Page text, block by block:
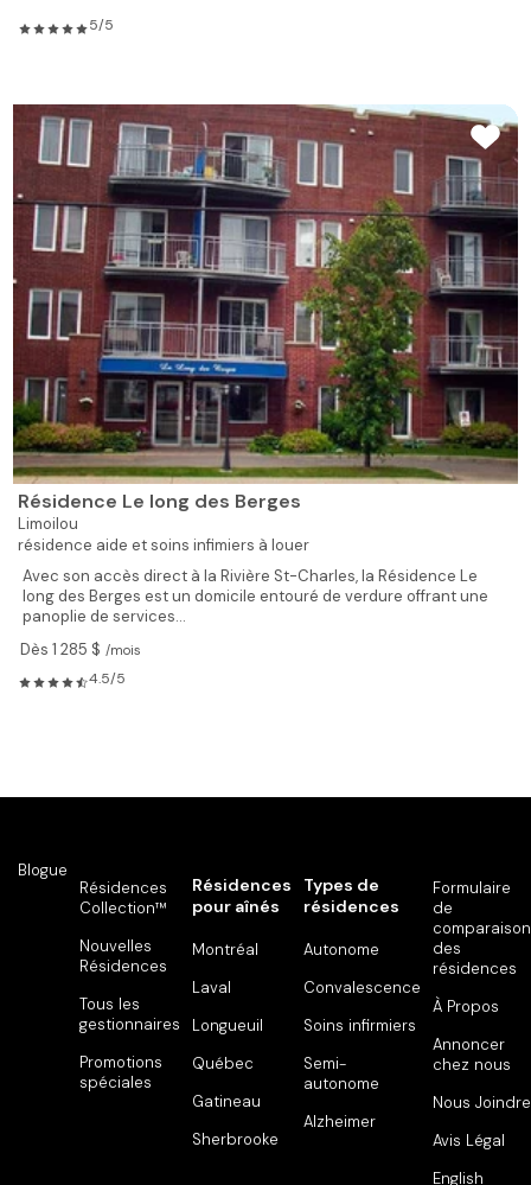
5/5
Résidence Le long des Berges
Limoilou
résidence aide et soins infimiers à louer
Avec son accès direct à la Rivière St-Charles, la Résidence Le
long des Berges est un domicile entouré de verdure offrant une
panoplie de services...
Dès 1 285 $ /mois
4.5/5
Blogue
Résidences
Collection™
Nouvelles
Résidences
Tous les
gestionnaires
Promotions
spéciales
Résidences
pour aînés
Montréal
Laval
Longueuil
Québec
Gatineau
Sherbrooke
Types de
résidences
Autonome
Convalescence
Soins infirmiers
Semi-
autonome
Alzheimer
Formulaire
de
comparaison
des
résidences
À Propos
Annoncer
chez nous
Nous Joindre
Avis Légal
English